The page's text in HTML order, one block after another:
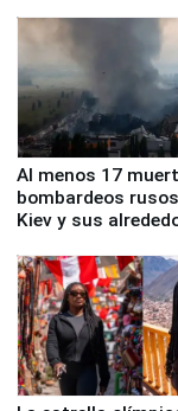
Fenómeno El Niño
Al menos 17
bombardeos
Kiev y sus